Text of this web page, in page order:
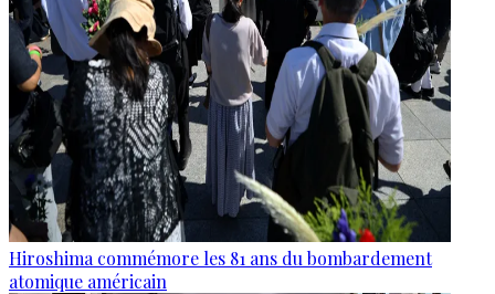
Hiroshima commémore les 81 ans du bombardement
atomique américain